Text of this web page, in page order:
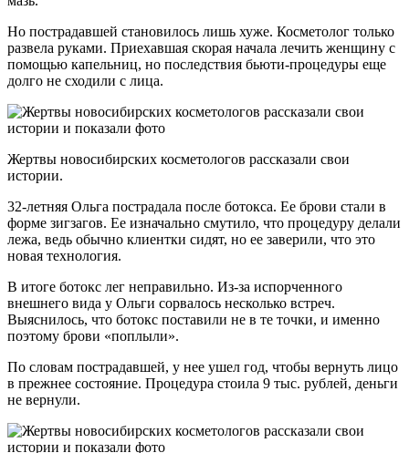
Но пострадавшей становилось лишь хуже. Косметолог только
развела руками. Приехавшая скорая начала лечить женщину с
помощью капельниц, но последствия бьюти-процедуры еще
долго не сходили с лица.
Жертвы новосибирских косметологов рассказали свои
истории.
32-летняя Ольга пострадала после ботокса. Ее брови стали в
форме зигзагов. Ее изначально смутило, что процедуру делали
лежа, ведь обычно клиентки сидят, но ее заверили, что это
новая технология.
В итоге ботокс лег неправильно. Из-за испорченного
внешнего вида у Ольги сорвалось несколько встреч.
Выяснилось, что ботокс поставили не в те точки, и именно
поэтому брови «поплыли».
По словам пострадавшей, у нее ушел год, чтобы вернуть лицо
в прежнее состояние. Процедура стоила 9 тыс. рублей, деньги
не вернули.